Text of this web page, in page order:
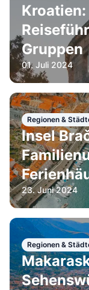
Gruppen
01. Juli 2024
Regionen &
Insel
23. Juni 2024
Regionen &